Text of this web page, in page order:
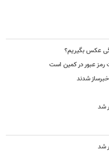
عکس بگیریم؟
رمز عبور در کمین است
خبرساز شدند